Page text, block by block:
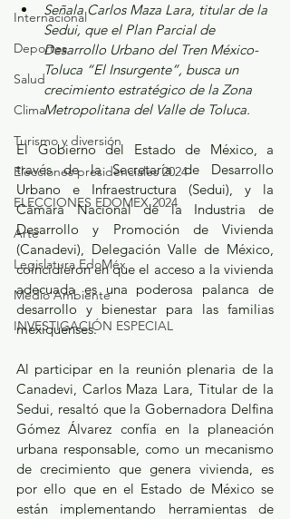
Internacional
Deportes
Salud
Clima
Turismo y diversión
Elecciones presidenciales 2024
ELECCIONES EDOMEX 2024
Arte
Legislatura EdoMéx
Medio Ambiente
INVESTIGACIÓN ESPECIAL
Señala Carlos Maza Lara, titular de la
Sedui, que el Plan Parcial de
Desarrollo Urbano del Tren México-
Toluca “El Insurgente”, busca un
crecimiento estratégico de la Zona
Metropolitana del Valle de Toluca.
El Gobierno del Estado de México, a
través de la Secretaría de Desarrollo
Urbano e Infraestructura (Sedui), y la
Cámara Nacional de la Industria de
Desarrollo y Promoción de Vivienda
(Canadevi), Delegación Valle de México,
coincidieron en que el acceso a la vivienda
adecuada es una poderosa palanca de
desarrollo y bienestar para las familias
mexiquenses.
Al participar en la reunión plenaria de la
Canadevi, Carlos Maza Lara, Titular de la
Sedui, resaltó que la Gobernadora Delfina
Gómez Álvarez confía en la planeación
urbana responsable, como un mecanismo
de crecimiento que genera vivienda, es
por ello que en el Estado de México se
están implementando herramientas de